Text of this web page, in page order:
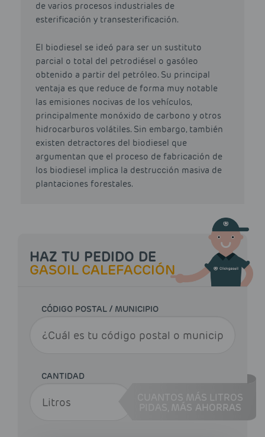
de varios procesos industriales de
esterificación y transesterificación.
El biodiesel se ideó para ser un sustituto
parcial o total del petrodiésel o gasóleo
obtenido a partir del petróleo. Su principal
ventaja es que reduce de forma muy notable
las emisiones nocivas de los vehículos,
principalmente monóxido de carbono y otros
hidrocarburos volátiles. Sin embargo, también
existen detractores del biodiesel que
argumentan que el proceso de fabricación de
los biodiesel implica la destrucción masiva de
plantaciones forestales.
HAZ TU PEDIDO DE
GASOIL CALEFACCIÓN
CÓDIGO POSTAL / MUNICIPIO
CANTIDAD
CUANTOS MÁS LITROS
MÁS AHORRAS